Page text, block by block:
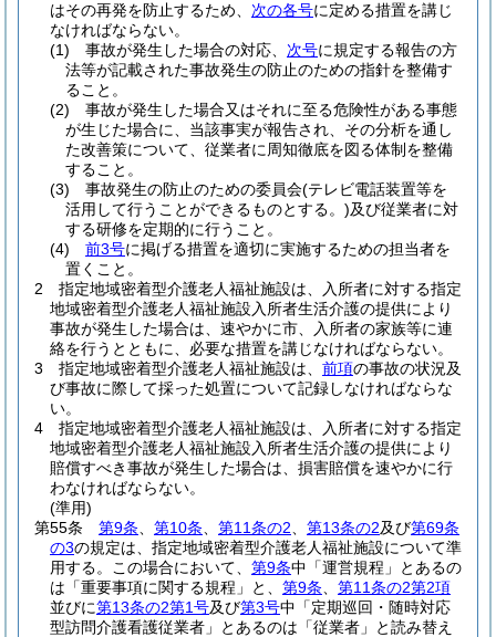
はその再発を防止するため、 次の各号に定める措置を講じ
なければならない。
(1)
事故が発生した場合の対応、 次号に規定する報告の方
法等が記載された事故発生の防止のための指針を整備す
ること。
(2)
事故が発生した場合又はそれに至る危険性がある事態
が生じた場合に、当該事実が報告され、その分析を通し
た改善策について、従業者に周知徹底を図る体制を整備
すること。
(3)
事故発生の防止のための委員会(テレビ電話装置等を
活用して行うことができるものとする。)及び従業者に対
する研修を定期的に行うこと。
(4)
前3号に掲げる措置を適切に実施するための担当者を
置くこと。
2
指定地域密着型介護老人福祉施設は、入所者に対する指定
地域密着型介護老人福祉施設入所者生活介護の提供により
事故が発生した場合は、速やかに市、入所者の家族等に連
絡を行うとともに、必要な措置を講じなければならない。
3
指定地域密着型介護老人福祉施設は、 前項の事故の状況及
び事故に際して採った処置について記録しなければならな
い。
4
指定地域密着型介護老人福祉施設は、入所者に対する指定
地域密着型介護老人福祉施設入所者生活介護の提供により
賠償すべき事故が発生した場合は、損害賠償を速やかに行
わなければならない。
(準用)
第55条
第9条 第10条 第11条の2 第13条の2及び第69条
の3の規定は、指定地域密着型介護老人福祉施設について準
用する。
この場合において、 第9条中「運営規程」とあるの
は「重要事項に関する規程」と、 第9条
第11条の2第2項
並びに第13条の2第1号及び第3号中「定期巡回・随時対応
型訪問介護看護従業者」とあるのは「従業者」と読み替え